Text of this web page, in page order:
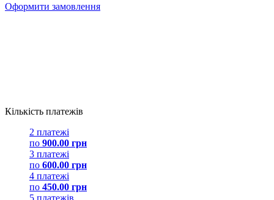
Оформити замовлення
Кількість платежів
2 платежі
по 900.00 грн
3 платежі
по 600.00 грн
4 платежі
по 450.00 грн
5 платежів